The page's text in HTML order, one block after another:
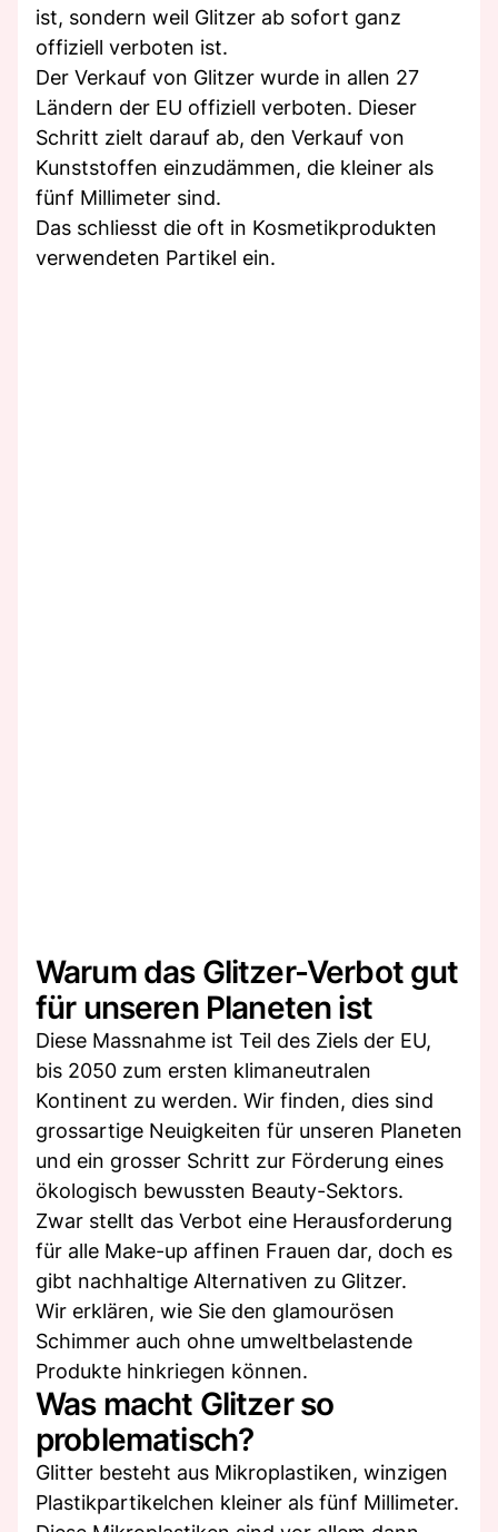
ist, sondern weil Glitzer ab sofort ganz
offiziell verboten ist.
Der Verkauf von Glitzer wurde in allen 27
Ländern der EU offiziell verboten. Dieser
Schritt zielt darauf ab, den Verkauf von
Kunststoffen einzudämmen, die kleiner als
fünf Millimeter sind.
Das schliesst die oft in Kosmetikprodukten
verwendeten Partikel ein.
Warum das Glitzer-Verbot gut
für unseren Planeten ist
Diese Massnahme ist Teil des Ziels der EU,
bis 2050 zum ersten klimaneutralen
Kontinent zu werden. Wir finden, dies sind
grossartige Neuigkeiten für unseren Planeten
und ein grosser Schritt zur Förderung eines
ökologisch bewussten Beauty-Sektors.
Zwar stellt das Verbot eine Herausforderung
für alle Make-up affinen Frauen dar, doch es
gibt nachhaltige Alternativen zu Glitzer.
Wir erklären, wie Sie den glamourösen
Schimmer auch ohne umweltbelastende
Produkte hinkriegen können.
Was macht Glitzer so
problematisch?
Glitter besteht aus Mikroplastiken, winzigen
Plastikpartikelchen kleiner als fünf Millimeter.